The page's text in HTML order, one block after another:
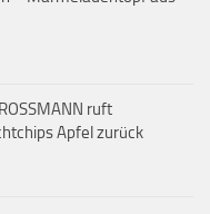
ruft
Apfel zurück